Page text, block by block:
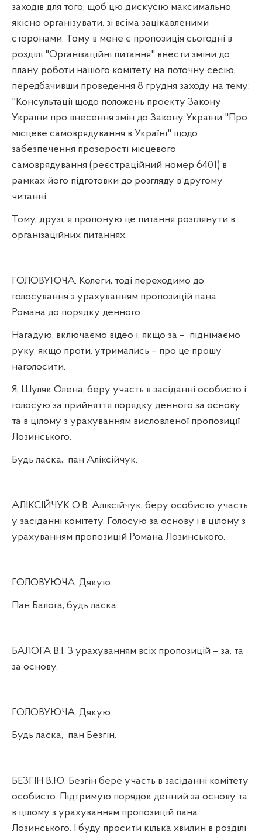
заходів для того, щоб цю дискусію максимально
якісно організувати, зі всіма зацікавленими
сторонами. Тому в мене є пропозиція сьогодні в
розділі "Організаційні питання" внести зміни до
плану роботи нашого комітету на поточну сесію,
передбачивши проведення 8 грудня заходу на тему:
"Консультації щодо положень проекту Закону
України про внесення змін до Закону України "Про
місцеве самоврядування в Україні" щодо
забезпечення прозорості місцевого
самоврядування (реєстраційний номер 6401) в
рамках його підготовки до розгляду в другому
читанні.
Тому, друзі, я пропоную це питання розглянути в
організаційних питаннях.
ГОЛОВУЮЧА. Колеги, тоді переходимо до
голосування з урахуванням пропозицій пана
Романа до порядку денного.
Нагадую, включаємо відео і, якщо за – піднімаємо
руку, якщо проти, утримались – про це прошу
наголосити.
Я, Шуляк Олена, беру участь в засіданні особисто і
голосую за прийняття порядку денного за основу
та в цілому з урахуванням висловленої пропозиції
Лозинського.
Будь ласка, пан Аліксійчук.
АЛІКСІЙЧУК О.В. Аліксійчук, беру особисто участь
у засіданні комітету. Голосую за основу і в цілому з
урахуванням пропозицій Романа Лозинського.
ГОЛОВУЮЧА. Дякую.
Пан Балога, будь ласка.
БАЛОГА В.І. З урахуванням всіх пропозицій – за, та
за основу.
ГОЛОВУЮЧА. Дякую.
Будь ласка, пан Безгін.
БЕЗГІН В.Ю. Безгін бере участь в засіданні комітету
особисто. Підтримую порядок денний за основу та
в цілому з урахуванням пропозицій пана
Лозинського. І буду просити кілька хвилин в розділі